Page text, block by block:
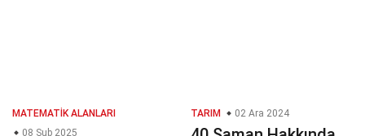
MATEMATIK ALANLARI
08 Şub 2025
TARIM 02 Ara 2024